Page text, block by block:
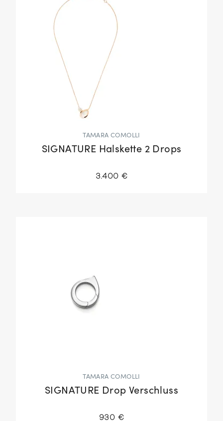
TAMARA COMOLLI
SIGNATURE Halskette 2 Drops
3.400 €
TAMARA COMOLLI
SIGNATURE Drop Verschluss
930 €